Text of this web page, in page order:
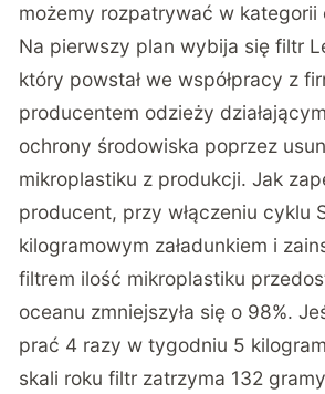
możemy rozpatrywać w kategorii
Na pierwszy plan wybija się filtr
który powstał we współpracy z
producentem odzieży
ochrony środowiska poprzez
mikroplastiku z produkcji. Jak
producent, przy włączeniu cyklu
kilogramowym załadunkiem i
filtrem ilość mikroplastiku
oceanu zmniejszyła się o 98%.
prać 4 razy w tygodniu 5
skali roku filtr zatrzyma 132